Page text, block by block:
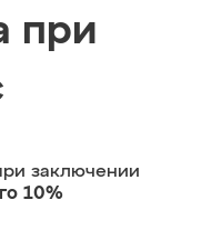
при
заключении
10%